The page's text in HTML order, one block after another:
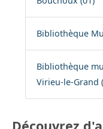
Bibliothèque
Bibliothèque
Virieu-le-Grand